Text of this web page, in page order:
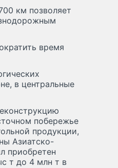
км позволяет
время
в центральные
побережье
продукции,
Азиатско-
приобретен
т до 4 млн т в